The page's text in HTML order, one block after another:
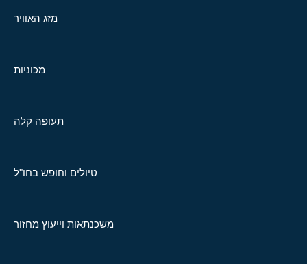
מזג האוויר
מכוניות
תעופה קלה
טיולים וחופש בחו"ל
משכנתאות וייעוץ מחזור